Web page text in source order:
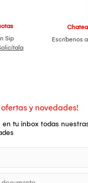
Sip
Escríbenos
y novedades!
tu inbox todas